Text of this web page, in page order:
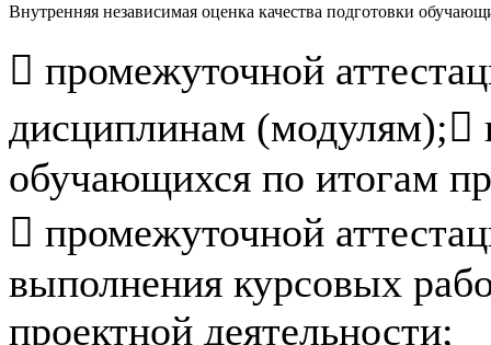
Внутренняя независимая оценка качества подготовки
 промежуточной
дисциплинам (модулям);
обучающихся по итогам
 промежуточной
выполнения курсовых
проектной деятельности;